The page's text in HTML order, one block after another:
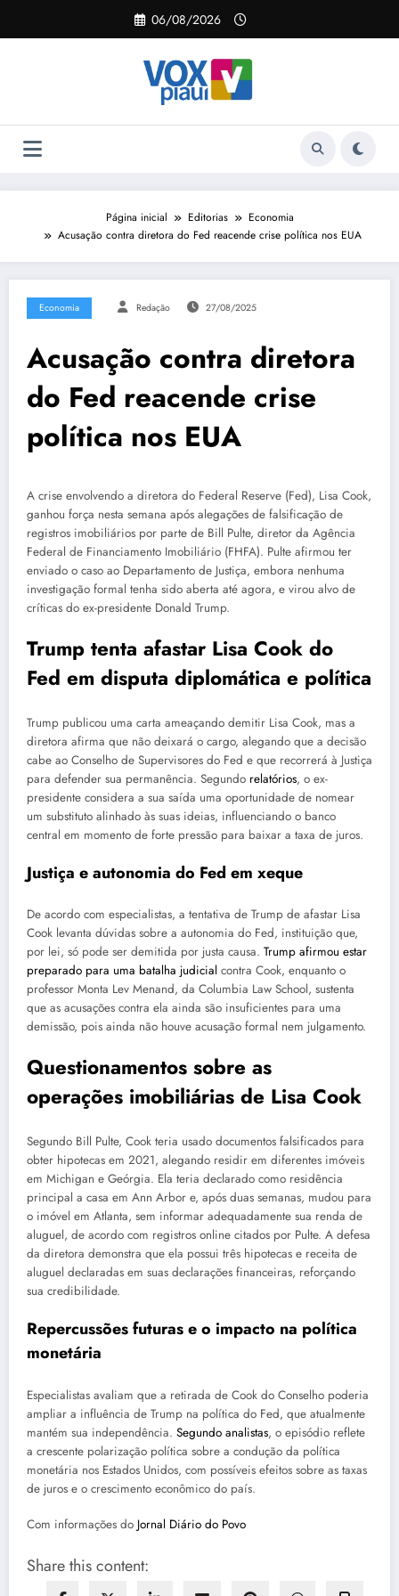
o
06/08/2026
Página inicial Editorias
Economia
Acusação contra diretora do Fed reacende crise política nos EUA
Economia Redação 27/08/2025
Acusação contra diretora
do Fed reacende crise
política nos EUA
A crise envolvendo a diretora do Federal Reserve (Fed), Lisa Cook,
ganhou força nesta semana após alegações de falsificação de
registros imobiliários por parte de Bill Pulte, diretor da Agência
Federal de Financiamento Imobiliário (FHFA). Pulte afirmou ter
enviado o caso ao Departamento de Justiça, embora nenhuma
investigação formal tenha sido aberta até agora, e virou alvo de
críticas do ex-presidente Donald Trump.
Trump tenta afastar Lisa Cook do
Fed em disputa diplomática e política
Trump publicou uma carta ameaçando demitir Lisa Cook, mas a
diretora afirma que não deixará o cargo, alegando que a decisão
cabe ao Conselho de Supervisores do Fed e que recorrerá à Justiça
para defender sua permanência. Segundo relatórios, o ex-
presidente considera a sua saída uma oportunidade de nomear
um substituto alinhado às suas ideias, influenciando o banco
central em momento de forte pressão para baixar a taxa de juros.
Justiça e autonomia do Fed em xeque
De acordo com especialistas, a tentativa de Trump de afastar Lisa
Cook levanta dúvidas sobre a autonomia do Fed, instituição que,
por lei, só pode ser demitida por justa causa. Trump afirmou estar
preparado para uma batalha judicial contra Cook, enquanto o
professor Monta Lev Menand, da Columbia Law School, sustenta
que as acusações contra ela ainda são insuficientes para uma
demissão, pois ainda não houve acusação formal nem julgamento.
Questionamentos sobre as
operações imobiliárias de Lisa Cook
Segundo Bill Pulte, Cook teria usado documentos falsificados para
obter hipotecas em 2021, alegando residir em diferentes imóveis
em Michigan e Geórgia. Ela teria declarado como residência
principal a casa em Ann Arbor e, após duas semanas, mudou para
o imóvel em Atlanta, sem informar adequadamente sua renda de
aluguel, de acordo com registros online citados por Pulte. A defesa
da diretora demonstra que ela possui três hipotecas e receita de
aluguel declaradas em suas declarações financeiras, reforçando
sua credibilidade.
Repercussões futuras e o impacto na política
monetária
Especialistas avaliam que a retirada de Cook do Conselho poderia
ampliar a influência de Trump na política do Fed, que atualmente
mantém sua independência. Segundo analistas, o episódio reflete
a crescente polarização política sobre a condução da política
monetária nos Estados Unidos, com possíveis efeitos sobre as taxas
de juros e o crescimento econômico do país.
Com informações do Jornal Diário do Povo
Share this content: